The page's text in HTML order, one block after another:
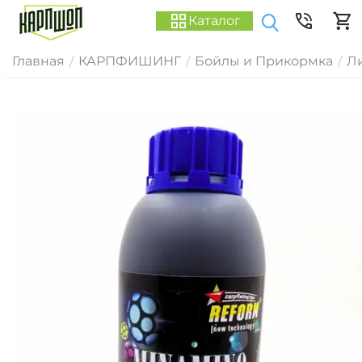
Каталог
Главная / КАРПФИШИНГ / Бойлы и Прикормка /